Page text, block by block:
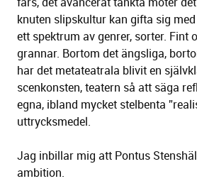
knuten slipskultur kan gifta sig
ett spektrum av genrer, sorter. Fint
grannar. Bortom det ängsliga,
har det metateatrala blivit en
scenkonsten, teatern så att säga
egna, ibland mycket stelbenta
uttrycksmedel.
Jag inbillar mig att Pontus
ambition.